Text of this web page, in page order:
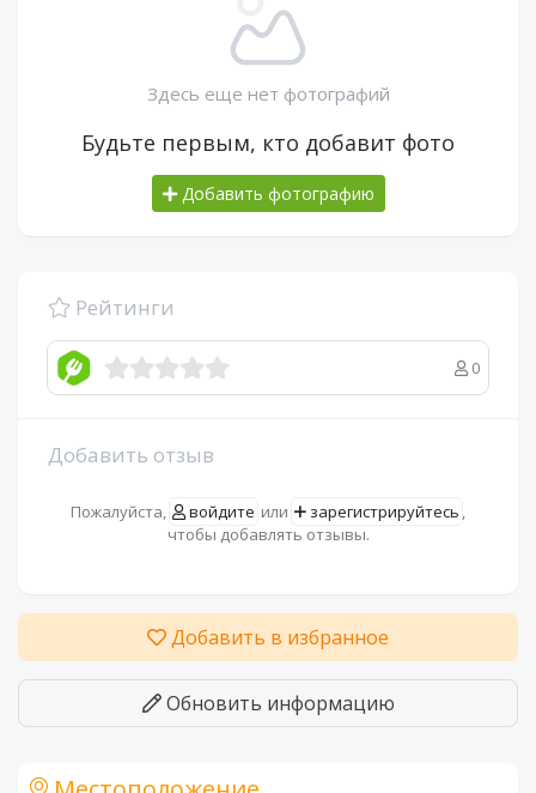
Здесь еще нет фотографий
Будьте первым, кто добавит фото
Добавить фотографию
Рейтинги
0
Добавить отзыв
Пожалуйста, войдите или зарегистрируйтесь ,
чтобы добавлять отзывы.
Добавить в избранное
Обновить информацию